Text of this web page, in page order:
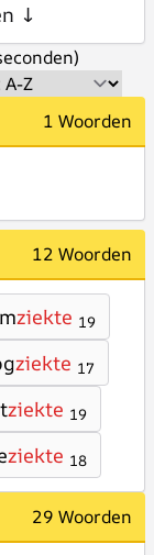
↓
1 Woorden
12 Woorden
ziekte 19
ziekte 17
ziekte 19
ziekte 18
29 Woorden